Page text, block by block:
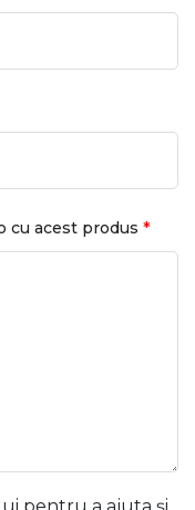
cu acest produs *